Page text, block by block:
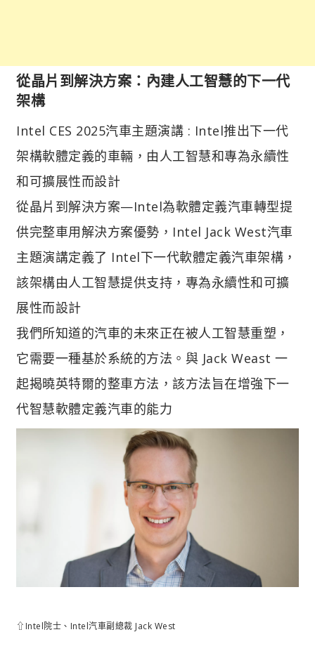
從晶片到解決方案：內建人工智慧的下一代
架構​
Intel CES 2025汽車主題演講 : Intel推出下一代
架構軟體定義的車輛，由人工智慧和專為永續性
和可擴展性而設計
從晶片到解決方案—Intel為軟體定義汽車轉型提
供完整車用解決方案優勢，Intel Jack West汽車
主題演講定義了 Intel下一代軟體定義汽車架構，
該架構由人工智慧提供支持，專為永續性和可擴
展性而設計
我們所知道的汽車的未來正在被人工智慧重塑，
它需要一種基於系統的方法。與 Jack Weast 一
起揭曉英特爾的整車方法，該方法旨在增強下一
代智慧軟體定義汽車的能力
⇧Intel院士、Intel汽車副總裁 Jack West